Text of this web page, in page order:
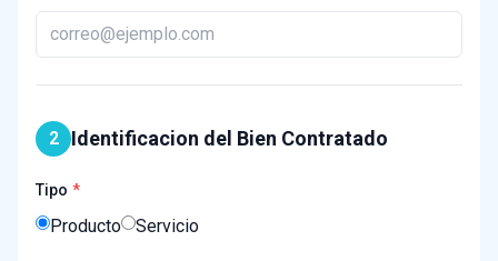
2 Identificacion del Bien Contratado
Tipo
Producto Servicio